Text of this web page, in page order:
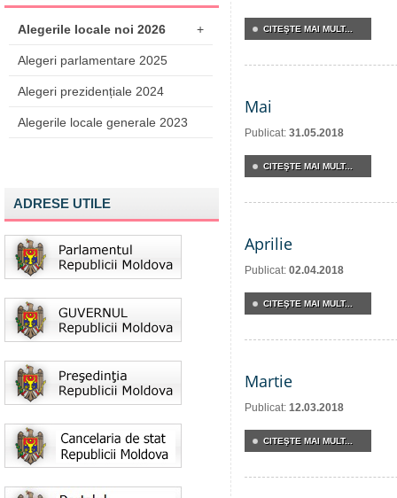
Alegerile locale noi 2026 +
Alegeri parlamentare 2025
Alegeri prezidențiale 2024
Alegerile locale generale 2023
ADRESE UTILE
CITEŞTE MAI MULT...
Mai
Publicat: 31.05.2018
CITEŞTE MAI MULT...
Aprilie
Publicat: 02.04.2018
CITEŞTE MAI MULT...
Martie
Publicat: 12.03.2018
CITEŞTE MAI MULT...